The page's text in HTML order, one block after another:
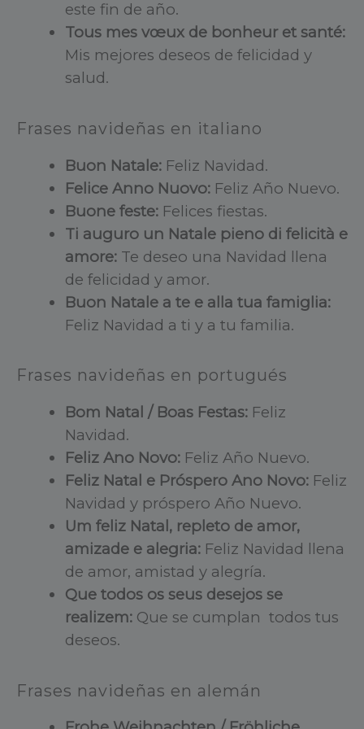
este fin de año.
Tous mes vœux de bonheur et santé:
Mis mejores deseos de felicidad y
salud.
Frases navideñas en italiano
Buon Natale: Feliz Navidad.
Felice Anno Nuovo: Feliz Año Nuevo.
Buone feste: Felices fiestas.
Ti auguro un Natale pieno di felicità e
amore: Te deseo una Navidad llena
de felicidad y amor.
Buon Natale a te e alla tua famiglia:
Feliz Navidad a ti y a tu familia.
Frases navideñas en portugués
Bom Natal / Boas Festas: Feliz
Navidad.
Feliz Ano Novo:Feliz Año Nuevo.
Feliz Natal e Próspero Ano Novo: Feliz
Navidad y próspero Año Nuevo.
Um feliz Natal, repleto de amor,
amizade e alegria: Feliz Navidad llena
de amor, amistad y alegría.
Que todos os seus desejos se
realizem:Que se cumplan todos tus
deseos.
Frases navideñas en a lemán